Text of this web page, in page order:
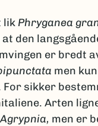
lik Phryganea
den
er bredt
men
For sikker
Arten
Agrypnia, men er